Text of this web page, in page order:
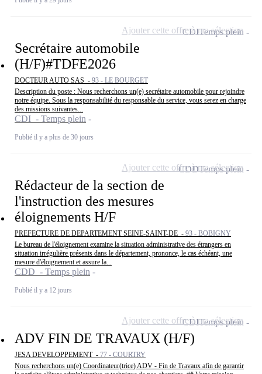
Secrétaire automobile
(H/F)#TDFE2026
DOCTEUR AUTO SAS - 93 - LE BOURGET
Description du poste : Nous recherchons un(e) secrétaire automobile pour rejoindre
notre équipe. Sous la responsabilité du responsable du service, vous serez en charge
des missions suivantes...
CDI - Temps plein
Publié il y a plus de 30 jours
CDITemps plein
Ajouter cette offre à ma sélection
Rédacteur de la section de
l'instruction des mesures
éloignements H/F
PREFECTURE DE DEPARTEMENT SEINE-SAINT-DE - 93 - BOBIGNY
Le bureau de l'éloignement examine la situation administrative des étrangers en
situation irrégulière présents dans le département, prononce, le cas échéant, une
mesure d'éloignement et assure la...
CDD - Temps plein
Publié il y a 12 jours
CDDTemps plein
Ajouter cette offre à ma sélection
ADV FIN DE TRAVAUX (H/F)
JESA DEVELOPPEMENT - 77 - COURTRY
Nous recherchons un(e) Coordinateur(trice) ADV - Fin de Travaux afin de garantir
CDITemps plein
Ajouter cette offre à ma sélection